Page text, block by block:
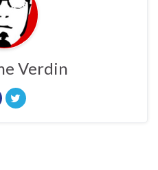
Verdin